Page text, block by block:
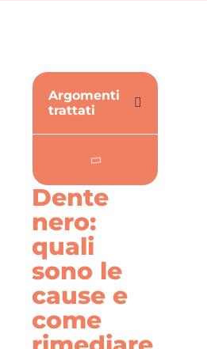
Argomenti
trattati
Dente
nero:
quali
sono le
cause e
come